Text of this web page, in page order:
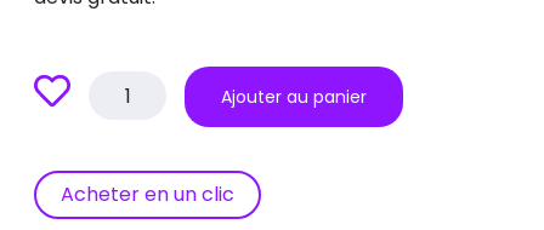
quantité
iPad
Ajouter au panier
Acheter en un clic